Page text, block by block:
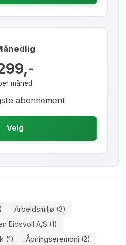
måned
abonnement
Velg
Arbeidsmiljø (3)
Eidsvoll A/s (1)
(1) Åpningseremoni (2)